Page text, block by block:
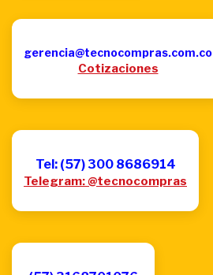
gerencia@tecnocompras.com.co
Cotizaciones
Tel: (57) 300 8686914
Telegram: @tecnocompras